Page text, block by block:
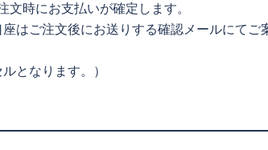
文時にお支払いが確定します。
はご注文後にお送りする確認メールにて
となります。）